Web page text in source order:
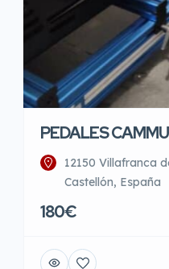
PEDALES
12150 Villafranca
Castellón, España
180€